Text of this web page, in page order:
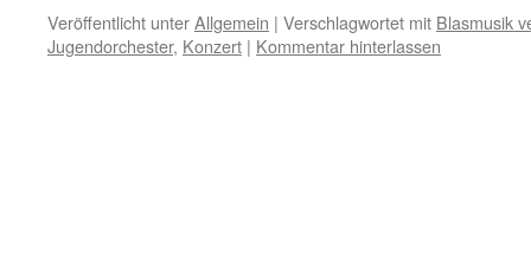
Veröffentlicht unterAllgemein | Verschlagwortet mit Blasmusik
Jugendorchester, Konzert | Kommentar hinterlassen